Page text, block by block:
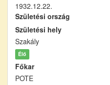
1932.12.22.
Születési ország
Születési hely
Szakály
Élő
Főkar
POTE